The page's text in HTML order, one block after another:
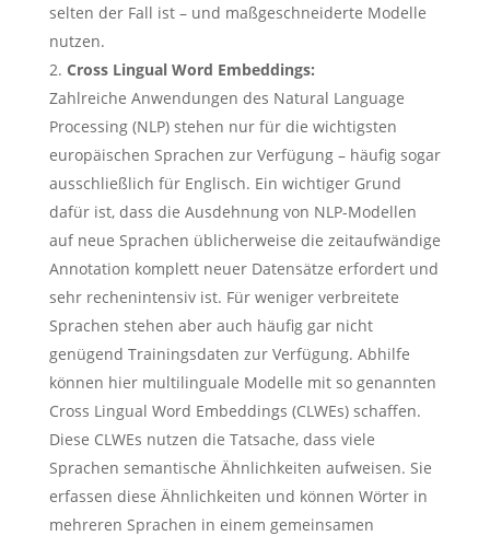
selten der Fall ist – und maßgeschneiderte Modelle
nutzen.
Cross Lingual Word Embeddings:
Zahlreiche Anwendungen des Natural Language
Processing (NLP) stehen nur für die wichtigsten
europäischen Sprachen zur Verfügung – häufig sogar
ausschließlich für Englisch. Ein wichtiger Grund
dafür ist, dass die Ausdehnung von NLP-Modellen
auf neue Sprachen üblicherweise die zeitaufwändige
Annotation komplett neuer Datensätze erfordert und
sehr rechenintensiv ist. Für weniger verbreitete
Sprachen stehen aber auch häufig gar nicht
genügend Trainingsdaten zur Verfügung. Abhilfe
können hier multilinguale Modelle mit so genannten
Cross Lingual Word Embeddings (CLWEs) schaffen.
Diese CLWEs nutzen die Tatsache, dass viele
Sprachen semantische Ähnlichkeiten aufweisen. Sie
erfassen diese Ähnlichkeiten und können Wörter in
mehreren Sprachen in einem gemeinsamen